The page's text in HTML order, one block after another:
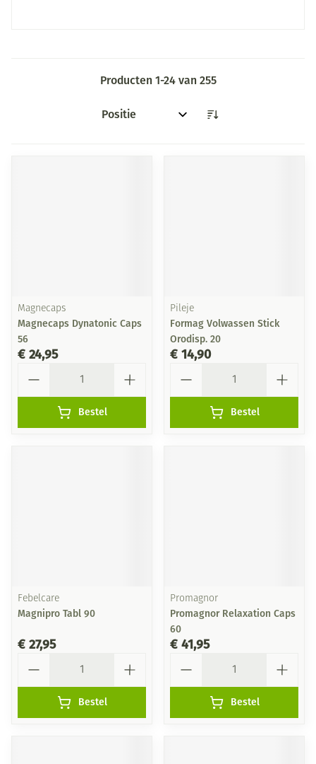
Producten 1-24van 255
Sorteer op:
Magnecaps
Magnecaps Dynatonic Caps
56
€ 24,95
Bestel
Pileje
Formag Volwassen Stick
Orodisp. 20
€ 14,90
Bestel
Febelcare
Magnipro Tabl 90
€ 27,95
Bestel
Promagnor
Promagnor Relaxation Caps
60
€ 41,95
Bestel